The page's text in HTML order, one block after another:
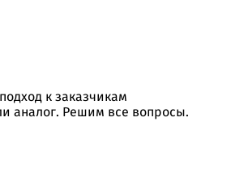
к заказчикам
аналог. Решим все вопросы.